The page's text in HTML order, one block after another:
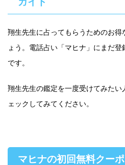
翔生先生に占ってもらうためのお得
ょう。電話占い「マヒナ」にまだ
です。
翔生先生の鑑定を一度受けてみた
ェックしてみてください。
マヒナの初回無料クー